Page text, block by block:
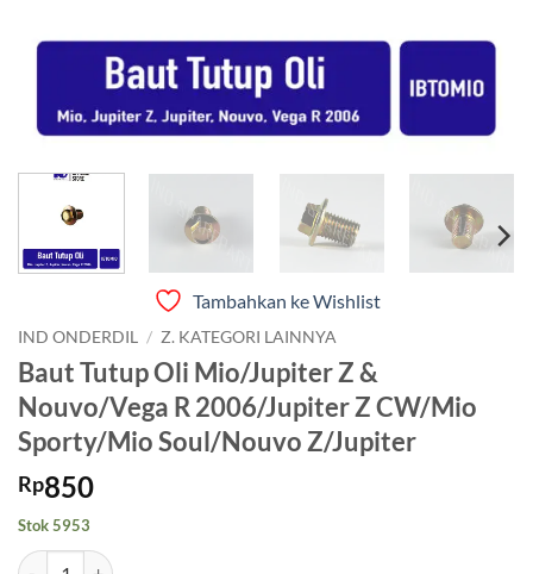
Tambahkan ke Wishlist
IND ONDERDIL / Z. KATEGORI LAINNYA
Baut Tutup Oli Mio/Jupiter Z &
Nouvo/Vega R 2006/Jupiter Z CW/Mio
Sporty/Mio Soul/Nouvo Z/Jupiter
Rp850
Stok 5953
Kuantitas Baut Tutup Oli Mio/Jupiter Z & Nouvo/Vega R 2006/